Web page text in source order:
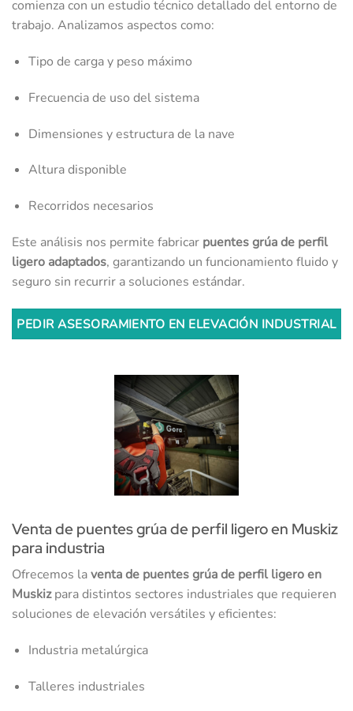
comienza con un estudio técnico detallado del entorno de
trabajo. Analizamos aspectos como:
Tipo de carga y peso máximo
Frecuencia de uso del sistema
Dimensiones y estructura de la nave
Altura disponible
Recorridos necesarios
Este análisis nos permite fabricar puentes grúa de perfil
ligero adaptados, garantizando un funcionamiento fluido y
seguro sin recurrir a soluciones estándar.
PEDIR ASESORAMIENTO EN ELEVACIÓN INDUSTRIAL
Venta de puentes grúa de perfil ligero en Muskiz
para industria
Ofrecemos laventa de puentes grúa de perfil ligero en
Muskizpara distintos sectores industriales que requieren
soluciones de elevación versátiles y eficientes:
Industria metalúrgica
Talleres industriales